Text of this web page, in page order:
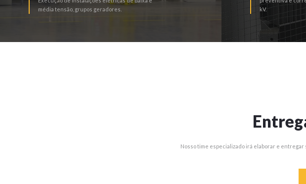
média tensão, grupos geradores.
kV.
Nosso time especializado irá elaborar e